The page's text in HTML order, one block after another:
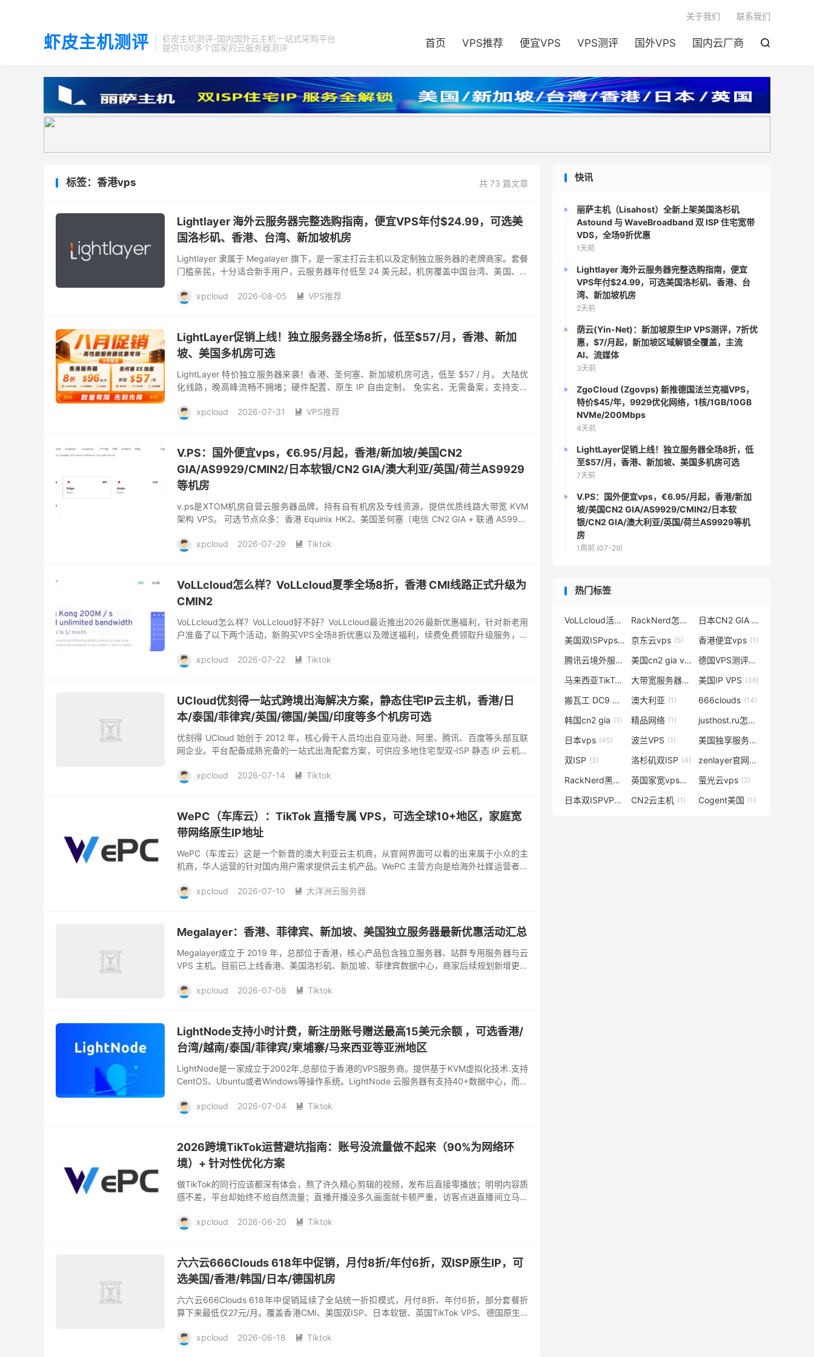
虾皮主机测评
虾皮主机测评-国内国外云主机一站式采购平台
提供100多个国家的云服务器测评
首页 VPS推荐 便宜VPS VPS测评 国外VPS 国内云厂商 
关于我们 联系我们
共 73 篇文章
标签：香港vps
Lightlayer 海外云服务器完整选购指南，便宜VPS年付$24.99，可选美
国洛杉矶、香港、台湾、新加坡机房
Lightlayer 隶属于 Megalayer 旗下，是一家主打云主机以及定制独立服务器的老牌商家。套餐
门槛亲民，十分适合新手用户，云服务器年付低至 24 美元起，机房覆盖中国台湾、美国、菲
xpcloud
2026-08-05  VPS推荐
LightLayer促销上线！独立服务器全场8折，低至$57/月，香港、新加
坡、美国多机房可选
LightLayer 特价独立服务器来袭！香港、圣何塞、新加坡机房可选，低至 $57 / 月。 大陆优
化线路，晚高峰流畅不拥堵；硬件配置、原生 IP 自由定制。 免实名、无需备案，支持支付
xpcloud
2026-07-31  VPS推荐
V.PS：国外便宜vps，€6.95/月起，香港/新加坡/美国CN2
GIA/AS9929/CMIN2/日本软银/CN2 GIA/澳大利亚/英国/荷兰AS9929
等机房
v.ps是XTOM机房自营云服务器品牌，持有自有机房及专线资源，提供优质线路大带宽 KVM
架构 VPS。 可选节点众多：香港 Equinix HK2、美国圣何塞（电信 CN2 GIA + 联通 AS9929
xpcloud
2026-07-29  Tiktok
VoLLcloud怎么样？VoLLcloud夏季全场8折，香港 CMI线路正式升级为
CMIN2
VoLLcloud怎么样？VoLLcloud好不好？VoLLcloud最近推出2026最新优惠福利，针对新老用
户准备了以下两个活动，新购买VPS全场8折优惠以及赠送福利，续费免费领取升级服务，另
xpcloud
2026-07-22  Tiktok
UCloud优刻得一站式跨境出海解决方案，静态住宅IP云主机，香港/日
本/泰国/菲律宾/英国/德国/美国/印度等多个机房可选
优刻得 UCloud 始创于 2012 年，核心骨干人员均出自亚马逊、阿里、腾讯、百度等头部互联
网企业。平台配备成熟完备的一站式出海配套方案，可供应多地住宅型双‑ISP 静态 IP 云机。
xpcloud
2026-07-14  Tiktok
WePC（车库云）：TikTok 直播专属 VPS，可选全球10+地区，家庭宽
带网络原生IP地址
WePC（车库云）这是一个新晋的澳大利亚云主机商，从官网界面可以看的出来属于小众的主
机商，华人运营的针对国内用户需求提供云主机产品。WePC 主营方向是给海外社媒运营者提
xpcloud
2026-07-10  大洋洲云服务器
Megalayer：香港、菲律宾、新加坡、美国独立服务器最新优惠活动汇总
Megalayer成立于 2019 年，总部位于香港，核心产品包含独立服务器、站群专用服务器与云
VPS 主机。目前已上线香港、美国洛杉矶、新加坡、菲律宾数据中心，商家后续规划新增更多
xpcloud
2026-07-08  Tiktok
LightNode支持小时计费，新注册账号赠送最高15美元余额 ，可选香港/
台湾/越南/泰国/菲律宾/柬埔寨/马来西亚等亚洲地区
LightNode是一家成立于2002年,总部位于香港的VPS服务商。提供基于KVM虚拟化技术.支持
CentOS、Ubuntu或者Windows等操作系统。LightNode 云服务器有支持40+数据中心，而且
xpcloud
2026-07-04  Tiktok
2026跨境TikTok运营避坑指南：账号没流量做不起来（90%为网络环
境）+ 针对性优化方案
做TikTok的同行应该都深有体会，熬了许久精心剪辑的视频，发布后直接零播放；明明内容质
感不差，平台却始终不给自然流量；直播开播没多久画面就卡顿严重，访客点进直播间立马划
xpcloud
2026-06-20  Tiktok
六六云666Clouds 618年中促销，月付8折/年付6折，双ISP原生IP，可
选美国/香港/韩国/日本/德国机房
六六云666Clouds 618年中促销延续了全站统一折扣模式，月付8折、年付6折，部分套餐折
算下来最低仅27元/月。覆盖香港CMI、美国双ISP、日本软银、英国TikTok VPS、德国原生IP
xpcloud
2026-06-18  Tiktok
快讯
丽萨主机（Lisahost）全新上架美国洛杉矶
Astound 与 WaveBroadband 双 ISP 住宅宽带
VDS，全场9折优惠
1天前
Lightlayer 海外云服务器完整选购指南，便宜
VPS年付$24.99，可选美国洛杉矶、香港、台
湾、新加坡机房
2天前
荫云(Yin-Net)：新加坡原生IP VPS测评，7折优
惠，$7/月起，新加坡区域解锁全覆盖，主流
AI、流媒体
3天前
ZgoCloud (Zgovps) 新推德国法兰克福VPS，
特价$45/年，9929优化网络，1核/1GB/10GB
NVMe/200Mbps
4天前
LightLayer促销上线！独立服务器全场8折，低
至$57/月，香港、新加坡、美国多机房可选
7天前
V.PS：国外便宜vps，€6.95/月起，香港/新加
坡/美国CN2 GIA/AS9929/CMIN2/日本软
银/CN2 GIA/澳大利亚/英国/荷兰AS9929等机
房
1周前 (07-29)
热门标签
VoLLcloud活动 (1) RackNerd怎么样 (5) 日本CN2 GIA VPS
美国双ISPvps
(7) 京东云vps (5) 香港便宜vps (1)
腾讯云境外服务器 (2) 美国cn2 gia vps (2) 德国VPS测评
(2)
马来西亚TikTok (3) 大带宽服务器(12) 美国IP VPS (36)
搬瓦工 DC9 CN2 GIA (6)
澳大利亚 (1) 666clouds (14)
韩国cn2 gia (1) 精品网络 (1) justhost.ru怎么样
日本vps (45) 波兰VPS (1) 美国独享服务器
双ISP (3) 洛杉矶双ISP (4) zenlayer官网
(1)
RackNerd黑色星期五 (1) 英国家宽vps(20) 萤光云vps (2)
日本双ISPVPS (3)CN2云主机 (1) Cogent美国 (1)